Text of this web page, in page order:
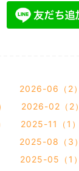
2026-06（2）
2026-02（2）
2025-11（1）
2025-08（3）
2025-05（1）